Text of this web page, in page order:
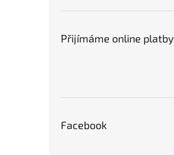
Přijímáme online platby
Facebook